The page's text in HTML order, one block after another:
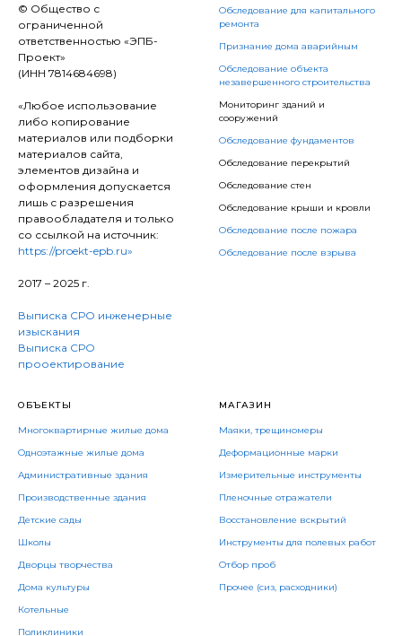
© Общество с
ограниченной
ответственностью «ЭПБ-
Проект»
(ИНН 7814684698)
«Любое использование
либо копирование
материалов или подборки
материалов сайта,
элементов дизайна и
оформления допускается
лишь с разрешения
правообладателя и только
со ссылкой на источник:
https://proekt-epb.ru»
2017 – 2025 г.
Выписка СРО инженерные
изыскания
Выписка СРО
прооектирование
Обследование для капитального
ремонта
Признание дома аварийным
Обследование объекта
незавершенного строительства
Мониторинг зданий и
сооружений
Обследование фундаментов
Обследование перекрытий
Обследование стен
Обследование крыши и кровли
Обследование после пожара
Обследование после взрыва
ОБЪЕКТЫ
Многоквартирные жилые дома
Одноэтажные жилые дома
Административные здания
Производственные здания
Детские сады
Школы
Дворцы творчества
Дома культуры
Котельные
Поликлиники
МАГАЗИН
Маяки, трещиномеры
Деформационные марки
Измерительные инструменты
Пленочные отражатели
Восстановление вскрытий
Инструменты для полевых работ
Отбор проб
Прочее (сиз, расходники)